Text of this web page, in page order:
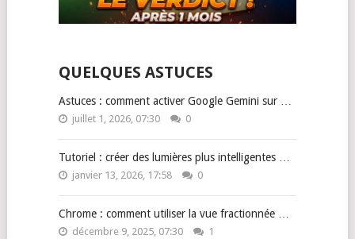
QUELQUES ASTUCES
Astuces : comment activer Google Gemini sur …
juillet 1, 2026, 07:30 0
Tutoriel : créer des lumières plus intelligentes …
janvier 13, 2026, 17:58 0
Chrome : comment utiliser la vue fractionnée …
décembre 9, 2025, 07:30 1